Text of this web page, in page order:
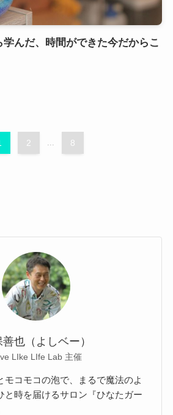
んだ、時間ができた今だからこ
2 8
也（よしベー）
LIke LIfe Lab 主催
モコモコの泡で、まるで魔法のよ
と時を届けるサロン『ひなたガー